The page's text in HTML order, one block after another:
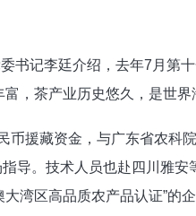
书记李廷介绍，去年7月第
富，茶产业历史悠久，是世
币援藏资金，与广东省农科
导。技术人员也赴四川雅
湾区高品质农产品认证”的企